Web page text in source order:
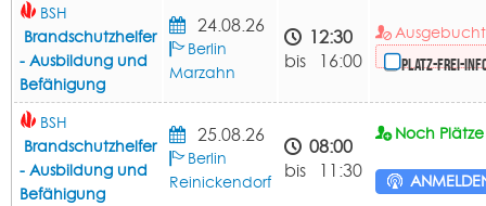
BSH
Brandschutzhelfer
- Ausbildung und
Befähigung
24.08.26
Berlin
Marzahn
12:30
bis 16:00
Platz-frei-
BSH
Brandschutzhelfer
- Ausbildung und
Befähigung
25.08.26
Berlin
Reinickendorf
08:00
bis 11:30
Noch